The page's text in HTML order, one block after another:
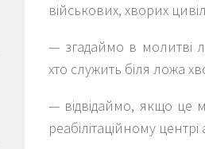
військових, хворих
— згадаймо в молитві
хто служить біля ложа
— відвідаймо, якщо це
реабілітаційному